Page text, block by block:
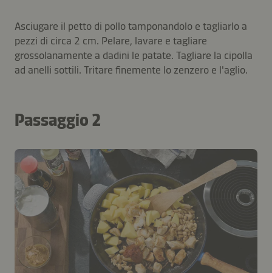
Asciugare il petto di pollo tamponandolo e tagliarlo a
pezzi di circa 2 cm. Pelare, lavare e tagliare
grossolanamente a dadini le patate. Tagliare la cipolla
ad anelli sottili. Tritare finemente lo zenzero e l'aglio.
Passaggio 2